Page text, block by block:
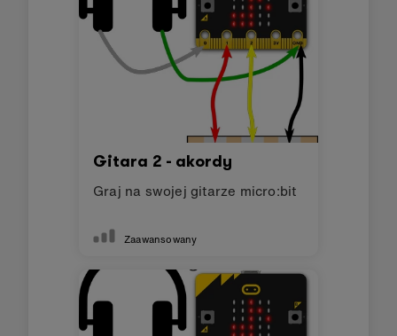
Gitara 2 - akordy
Graj na swojej gitarze micro:bit
Zaawansowany